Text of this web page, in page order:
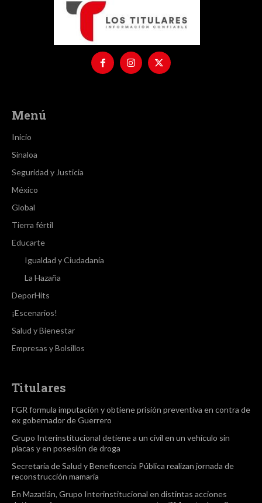
Menú
Inicio
Sinaloa
Seguridad y Justicia
México
Global
Tierra fértil
Educarte
Igualdad y Ciudadanía
La Hazaña
DeporHits
¡Escenarios!
Salud y Bienestar
Empresas y Bolsillos
Titulares
FGR formula imputación y obtiene prisión preventiva en contra de
ex gobernador de Guerrero
Grupo Interinstitucional detiene a un civil en un vehículo sin
placas y en posesión de droga
Secretaría de Salud y Beneficencia Pública realizan jornada de
reconstrucción mamaria
En Mazatlán, Grupo Interinstitucional en distintas acciones